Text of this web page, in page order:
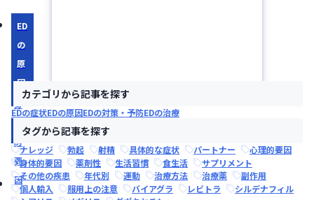
ED
の
原
因
身
的
要
因
カテゴリから記事を探す
EDの症状EDの原因EDの対策・予防EDの治療
タグから記事を探す
ナレッジ 勃起 射精 具体的な症状 パートナー
心理的要因
身体的要因
薬剤性 生活習慣 食生活
サプリメント
その他の疾患
年代別 運動 治療方法 治療薬
副作用
個人輸入
服用上の注意 バイアグラ レビトラ
シルデナフィル